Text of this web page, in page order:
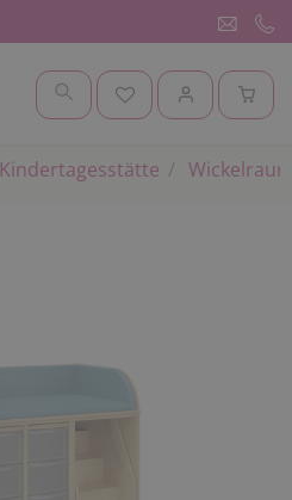
Kindertagesstätte